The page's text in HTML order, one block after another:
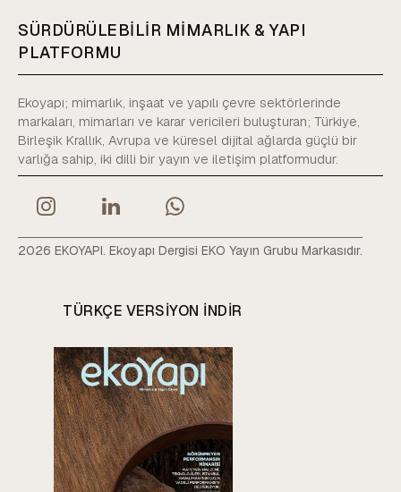
SÜRDÜRÜLEBİLİR MİMARLIK & YAPI
PLATFORMU
Ekoyapı; mimarlık, inşaat ve yapılı çevre sektörlerinde
markaları, mimarları ve karar vericileri buluşturan; Türkiye,
Birleşik Krallık, Avrupa ve küresel dijital ağlarda güçlü bir
varlığa sahip, iki dilli bir yayın ve iletişim platformudur.
2026 EKOYAPI. Ekoyapı Dergisi EKO Yayın Grubu Markasıdır.
TÜRKÇE VERSIYON INDIR